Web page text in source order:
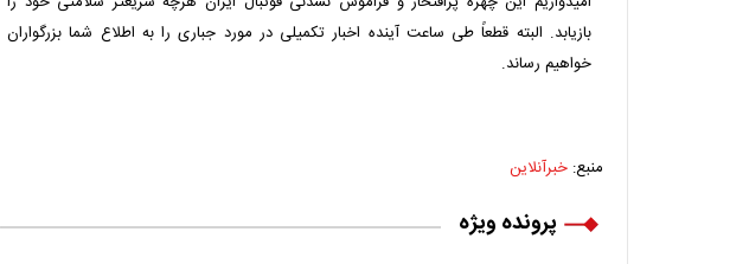
بازیابد. البته قطعاً طی ساعت آینده اخبار تکمیلی در مورد جباری را به اطلاع شما بزرگواران
خواهیم رساند.
منبع: خبرآنلاین
پرونده ویژه